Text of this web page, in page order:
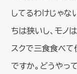
してるわけじゃな
ちは狭いし、モノ
スクで三食食べて
ですか。どうやっ